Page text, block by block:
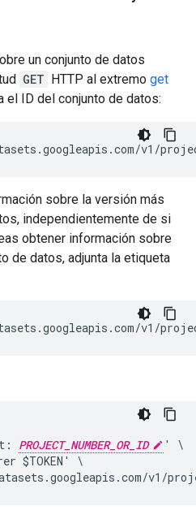
un conjunto de datos
GET HTTP al extremo get
el ID del conjunto de datos:
v1/
sobre la versión más
independientemente de si
obtener información sobre
de datos, adjunta la etiqueta
v1/
PROJECT_NUMBER_OR_ID
' \
$TOKEN' \
v1/